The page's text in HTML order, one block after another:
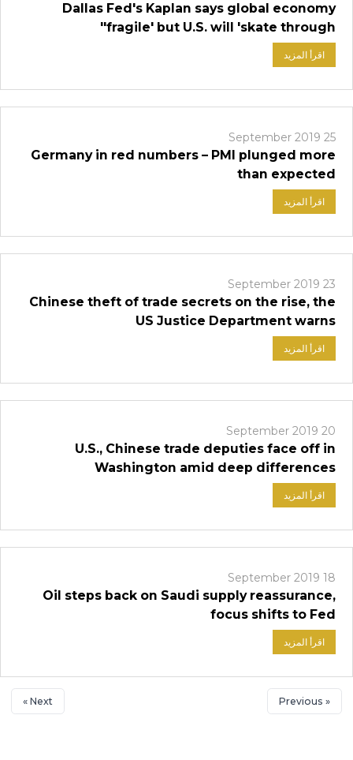
Dallas Fed's Kaplan says global economy
'fragile' but U.S. will 'skate through'
اقرأ المزيد
25 September 2019
Germany in red numbers – PMI plunged more
than expected
اقرأ المزيد
23 September 2019
Chinese theft of trade secrets on the rise, the
US Justice Department warns
اقرأ المزيد
20 September 2019
U.S., Chinese trade deputies face off in
Washington amid deep differences
اقرأ المزيد
18 September 2019
Oil steps back on Saudi supply reassurance,
focus shifts to Fed
اقرأ المزيد
« Previous
Next »